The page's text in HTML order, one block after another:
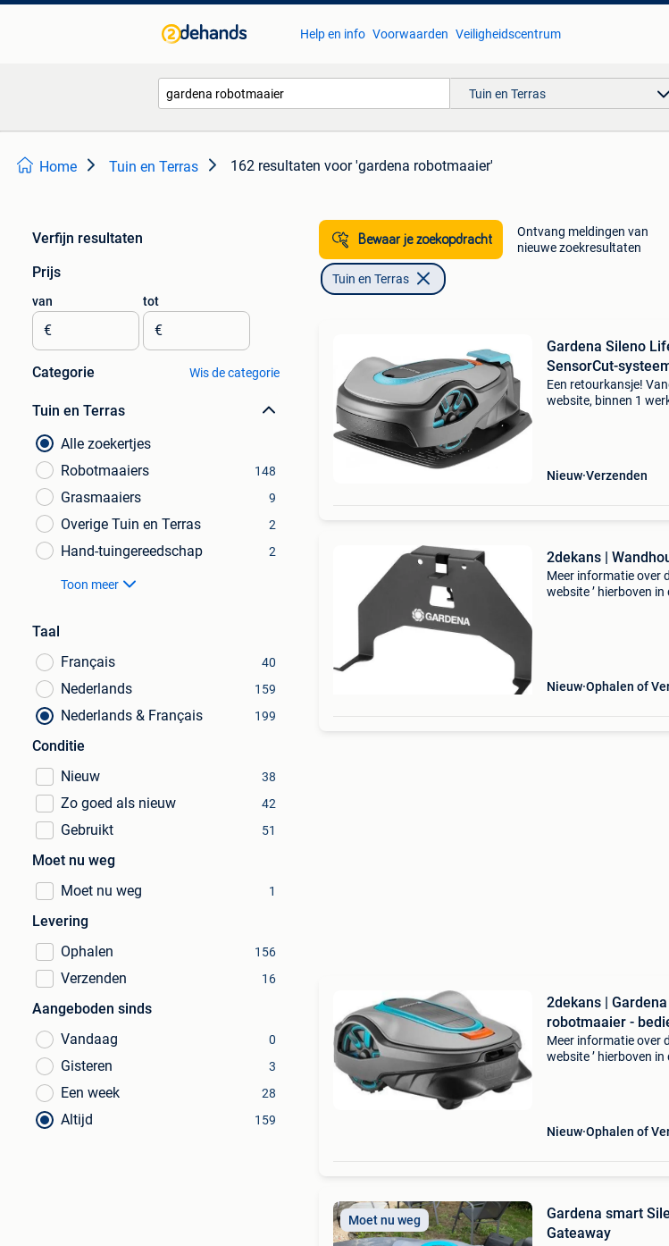
Help en info Voorwaarden Veiligheidscentrum
Tuin en Terras
Home Tuin en Terras 162 resultaten voor 'gardena robotmaaier'
Verfijn resultaten
Prijs
van
€
tot
€
Categorie Wis de categorie
Tuin en Terras
Alle zoekertjes
Robotmaaiers
148
Grasmaaiers 9
Overige Tuin en Terras 2
Hand-tuingereedschap 2
Toon meer
Taal
Français
40
Nederlands 159
Nederlands & Français 199
Conditie
Nieuw
38
Zo goed als nieuw 42
Gebruikt 51
Moet nu weg
Moet nu weg
1
Levering
Ophalen
156
Verzenden 16
Aangeboden sinds
Vandaag
0
Gisteren 3
Een week 28
Altijd 159
Bewaar je zoekopdracht
Ontvang meldingen van
nieuwe zoekresultaten
Tuin en Terras
Gardena Sileno
SensorCut-
Een retourkansje!
website, binnen 1
Nieuw Verzenden
2dekans |
Meer informatie over
website ’ hierboven
Nieuw Ophalen of
2dekans |
robotmaaier -
Meer informatie over
website ’ hierboven
Nieuw Ophalen of
Moet nu weg
Gardena smart
Gateaway